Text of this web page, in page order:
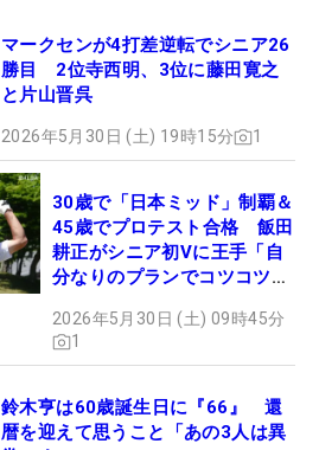
マークセンが4打差逆転でシニア26
勝目 2位寺西明、3位に藤田寛之
と片山晋呉
2026年5月30日 (土) 19時15分 1
30歳で「日本ミッド」制覇＆
45歳でプロテスト合格 飯田
耕正がシニア初Vに王手「自
分なりのプランでコツコツ
2026年5月30日 (土) 09時45分
1
鈴木亨は60歳誕生日に『66』 還
暦を迎えて思うこと「あの3人は異